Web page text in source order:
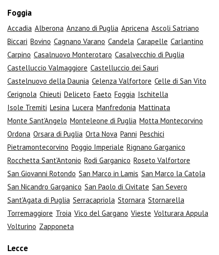
Foggia
Accadia Alberona Anzano di Puglia Apricena Ascoli Satriano
Biccari Bovino Cagnano Varano Candela Carapelle Carlantino
Carpino Casalnuovo Monterotaro Casalvecchio di Puglia
Castelluccio Valmaggiore Castelluccio dei Sauri
Castelnuovo della Daunia Celenza Valfortore Celle di San Vito
Cerignola Chieuti Deliceto Faeto Foggia Ischitella
Isole Tremiti Lesina Lucera Manfredonia Mattinata
Monte Sant'Angelo Monteleone di Puglia Motta Montecorvino
Ordona Orsara di Puglia Orta Nova Panni Peschici
Pietramontecorvino Poggio Imperiale Rignano Garganico
Rocchetta Sant'Antonio Rodi Garganico Roseto Valfortore
San Giovanni Rotondo San Marco in Lamis San Marco la Catola
San Nicandro Garganico San Paolo di Civitate San Severo
Sant'Agata di Puglia Serracapriola Stornara Stornarella
Torremaggiore Troia Vico del Gargano Vieste Volturara Appula
Volturino Zapponeta
Lecce